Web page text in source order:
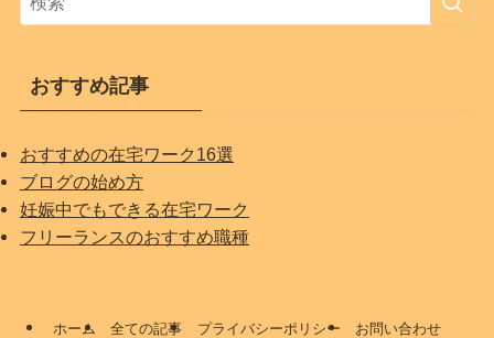
おすすめ記事
おすすめの在宅ワーク16選
ブログの始め方
妊娠中でもできる在宅ワーク
フリーランスのおすすめ職種
ホーム 全ての記事 プライバシーポリシー お問い合わせ